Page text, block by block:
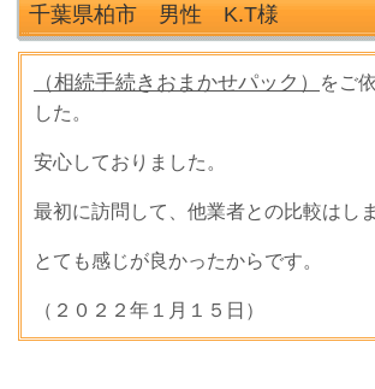
千葉県柏市 男性 K.T様
（相続手続きおまかせパック）
をご
した。
安心しておりました。
最初に訪問して、他業者との比較はし
とても感じが良かったからです。
（２０２２年１月１５日）